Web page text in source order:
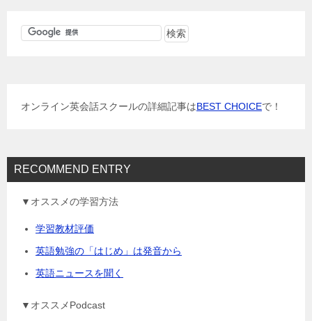
オンライン英会話スクールの詳細記事はBEST CHOICEで！
RECOMMEND ENTRY
▼オススメの学習方法
学習教材評価
英語勉強の「はじめ」は発音から
英語ニュースを聞く
▼オススメPodcast